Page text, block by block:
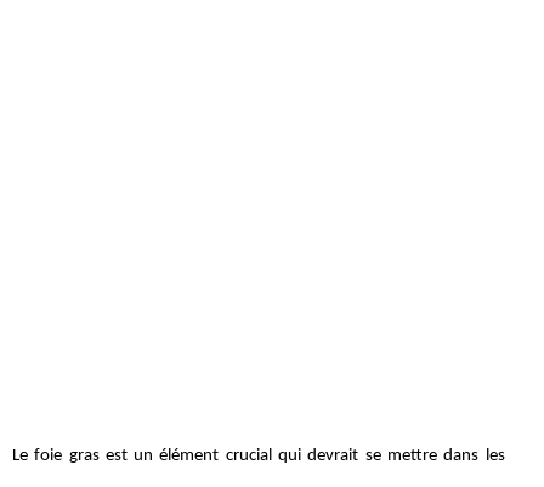
Le foie gras est un élément crucial qui devrait se mettre dans les